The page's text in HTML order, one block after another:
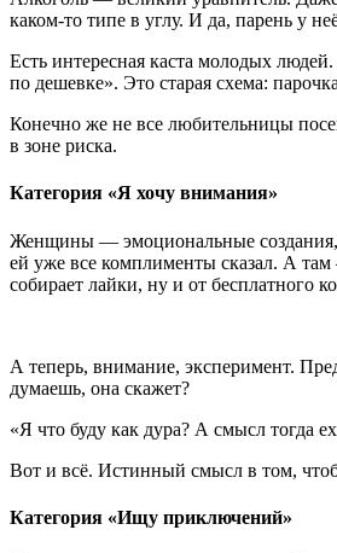
каком-то типе в углу. И да, парень у
Есть интересная каста молодых
по дешевке». Это старая схема:
Конечно же не все любительницы
в зоне риска.
Категория «Я хочу внимания»
Женщины — эмоциональные создания,
ей уже все комплименты сказал. А
собирает лайки, ну и от бесплатного
А теперь, внимание, эксперимент.
думаешь, она скажет?
«Я что буду как дура? А смысл тогда
Вот и всё. Истинный смысл в том,
Категория «Ищу приключений»